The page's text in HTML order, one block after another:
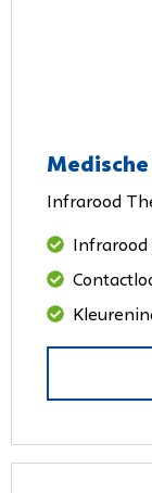
Infrarood